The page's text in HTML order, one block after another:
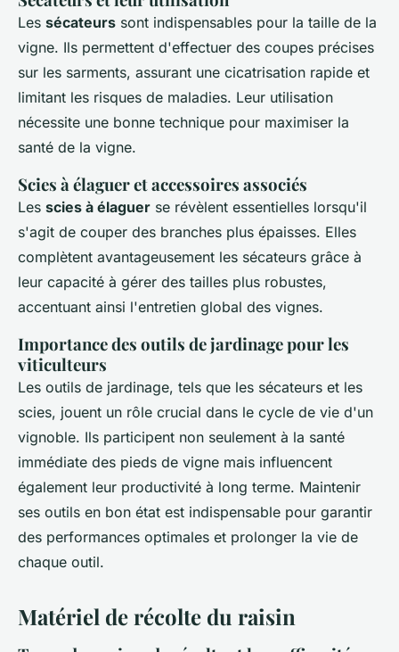
Les sécateurs sont indispensables pour la taille de la
vigne. Ils permettent d'effectuer des coupes précises
sur les sarments, assurant une cicatrisation rapide et
limitant les risques de maladies. Leur utilisation
nécessite une bonne technique pour maximiser la
santé de la vigne.
Scies à élaguer et accessoires associés
Les scies à élaguer se révèlent essentielles lorsqu'il
s'agit de couper des branches plus épaisses. Elles
complètent avantageusement les sécateurs grâce à
leur capacité à gérer des tailles plus robustes,
accentuant ainsi l'entretien global des vignes.
Importance des outils de jardinage pour les
viticulteurs
Les outils de jardinage, tels que les sécateurs et les
scies, jouent un rôle crucial dans le cycle de vie d'un
vignoble. Ils participent non seulement à la santé
immédiate des pieds de vigne mais influencent
également leur productivité à long terme. Maintenir
ses outils en bon état est indispensable pour garantir
des performances optimales et prolonger la vie de
chaque outil.
Matériel de récolte du raisin